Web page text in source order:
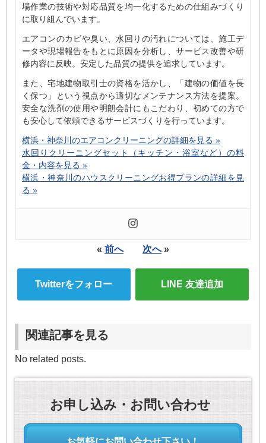
場作業の技術や対応品質を均一化するための仕組みづくり
に取り組んでいます。
エアコンのカビや臭い、水回りの汚れについては、施工デ
ータや現場報告をもとに原因を分析し、サービス改善や研
修内容に反映。安定した品質の提供を追求しています。
また、宅地建物取引士の資格を活かし、「建物の価値を長
く保つ」という視点から適切なメンテナンス方法を提案。
安全な洗剤の使用や明朗会計にもこだわり、初めての方で
も安心して依頼できるサービスづくりを行っています。
横浜・神奈川のエアコンクリーニングの詳細を見る »
水回りクリーニングセット（キッチン・浴室など）の料
金・内容を見る »
横浜・神奈川のハウスクリーニングお得プランの詳細を見
る »
« 前へ 次へ»
Twitterをフォロー LINE 友達追加
関連記事を見る
No related posts.
お申し込み・お問い合わせ